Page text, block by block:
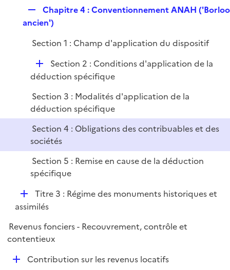
re
l
i
e
r
Chapitre 4 : Conventionnement ANAH ('Borloo
ancien')
Section 1 : Champ d'application du dispositif
D
é
l
i
e
r
Section 2 : Conditions d'application de la
déduction spécifique
Section 3 : Modalités d'application de la
déduction spécifique
Section 4 : Obligations des contribuables et des
sociétés
Section 5 : Remise en cause de la déduction
spécifique
D
é
l
i
e
Titre 3 : Régime des monuments historiques et
assimilés
Revenus fonciers - Recouvrement, contrôle et
contentieux
DContribution sur les revenus locatifs